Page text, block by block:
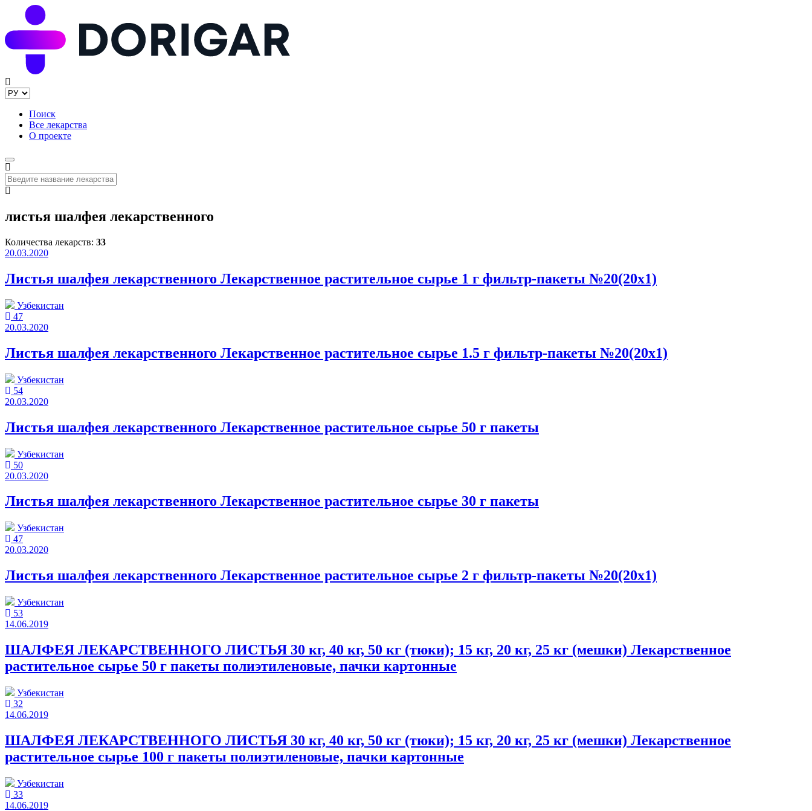
Поиск
Все лекарства
О проекте
листья шалфея лекарственного
Количества лекарств: 33
20.03.2020
Листья шалфея лекарственного Лекарственное растительное сырье 1 г фильтр-пакеты №20(20x1)
Узбекистан
47
20.03.2020
Листья шалфея лекарственного Лекарственное растительное сырье 1.5 г фильтр-пакеты №20(20x1)
Узбекистан
54
20.03.2020
Листья шалфея лекарственного Лекарственное растительное сырье 50 г пакеты
Узбекистан
50
20.03.2020
Листья шалфея лекарственного Лекарственное растительное сырье 30 г пакеты
Узбекистан
47
20.03.2020
Листья шалфея лекарственного Лекарственное растительное сырье 2 г фильтр-пакеты №20(20x1)
Узбекистан
53
14.06.2019
ШАЛФЕЯ ЛЕКАРСТВЕННОГО ЛИСТЬЯ 30 кг, 40 кг, 50 кг (тюки); 15 кг, 20 кг, 25 кг (мешки) Лекарственное
растительное сырье 50 г пакеты полиэтиленовые, пачки картонные
Узбекистан
32
14.06.2019
ШАЛФЕЯ ЛЕКАРСТВЕННОГО ЛИСТЬЯ 30 кг, 40 кг, 50 кг (тюки); 15 кг, 20 кг, 25 кг (мешки) Лекарственное
растительное сырье 100 г пакеты полиэтиленовые, пачки картонные
Узбекистан
33
14.06.2019